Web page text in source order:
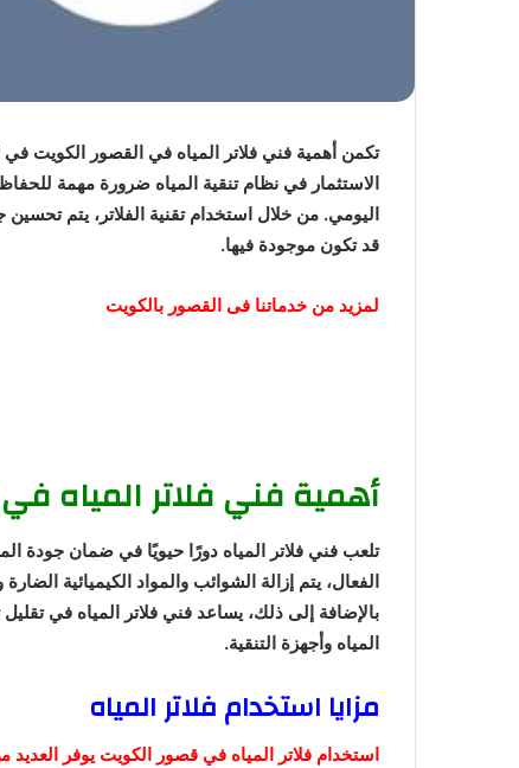
تكمن أهمية فني فلاتر المياه في القصور الكويت
الاستثمار في نظام تنقية المياه ضرورة مهمة
اليومي. من خلال استخدام تقنية الفلاتر، يتم
قد تكون موجودة فيها.
لمزيد من خدماتنا فى القصور بالكويت
أهمية فني فلاتر المياه
تلعب فني فلاتر المياه دورًا حيويًا في ضمان جودة
الفعال، يتم إزالة الشوائب والمواد الكيميائية
بالإضافة إلى ذلك، يساعد فني فلاتر المياه في
المياه وأجهزة التنقية.
مزايا استخدام فلاتر المياه
استخدام فلاتر المياه في قصور الكويت يوفر العديد